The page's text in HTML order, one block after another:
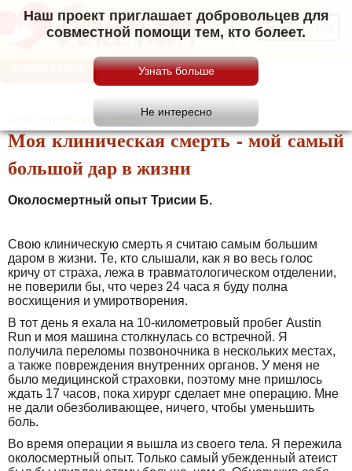
Наш проект приглашает добровольцев для
совместной помощи тем, кто болеет.Меню
Они переходили черту
Моя клиническая смерть - мой самый
большой дар в жизни
Околосмертный опыт Трисии Б.
Свою клиническую смерть я считаю самым большим
даром в жизни. Те, кто слышали, как я во весь голос
кричу от страха, лежа в травматологическом отделении,
не поверили бы, что через 24 часа я буду полна
восхищения и умиротворения.
В тот день я ехала на 10-километровый пробег Austin
Run и моя машина столкнулась со встречной. Я
получила переломы позвоночника в нескольких местах,
а также повреждения внутренних органов. У меня не
было медицинской страховки, поэтому мне пришлось
ждать 17 часов, пока хирург сделает мне операцию. Мне
не дали обезболивающее, ничего, чтобы уменьшить
боль.
Во время операции я вышла из своего тела. Я пережила
околосмертный опыт. Только самый убежденный атеист